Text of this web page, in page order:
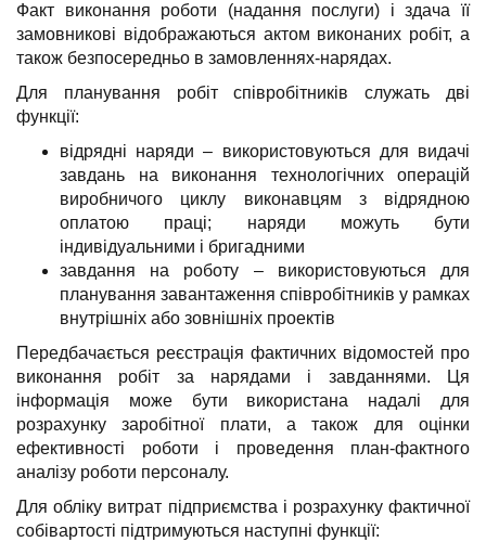
Факт виконання роботи (надання послуги) і здача її
замовникові відображаються актом виконаних робіт, а
також безпосередньо в замовленнях-нарядах.
Для планування робіт співробітників служать дві
функції:
відрядні наряди – використовуються для видачі
завдань на виконання технологічних операцій
виробничого циклу виконавцям з відрядною
оплатою праці; наряди можуть бути
індивідуальними і бригадними
завдання на роботу – використовуються для
планування завантаження співробітників у рамках
внутрішніх або зовнішніх проектів
Передбачається реєстрація фактичних відомостей про
виконання робіт за нарядами і завданнями. Ця
інформація може бути використана надалі для
розрахунку заробітної плати, а також для оцінки
ефективності роботи і проведення план-фактного
аналізу роботи персоналу.
Для обліку витрат підприємства і розрахунку фактичної
собівартості підтримуються наступні функції: